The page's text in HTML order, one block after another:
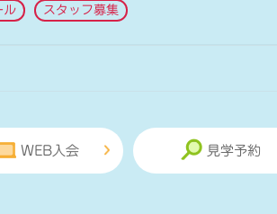
ル スタッフ募集
WEB入会 見学予約